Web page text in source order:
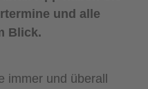
und alle
Blick.
immer und überall